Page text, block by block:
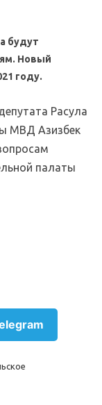
будут
Новый
году.
Расула
МВД Азизбек
палаты